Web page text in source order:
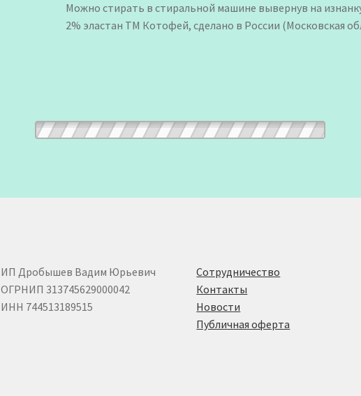
Можно стирать в стиральной машине вывернув на
2% эластан ТМ Котофей, сделано в России (Московская
ИП Дробышев Вадим Юрьевич
ОГРНИП 313745629000042
ИНН 744513189515
Сотрудничество
Контакты
Новости
Публичная оферта